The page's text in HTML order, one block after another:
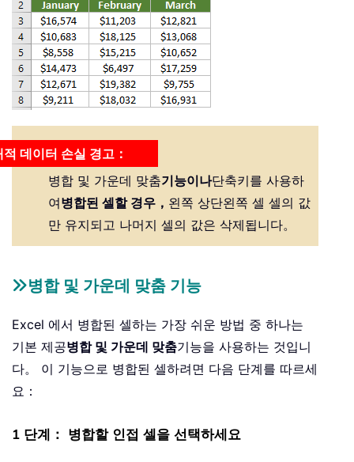
데이터 손실 경고：
병합 및 가운데 맞춤기능이나단축키를 사용하
여병합된 셀할 경우， 왼쪽 상단왼쪽 셀 셀의 값
만 유지되고 나머지 셀의 값은 삭제됩니다。
병합 및 가운데 맞춤 기능
Excel 에서 병합된 셀하는 가장 쉬운 방법 중 하나는
기본 제공병합 및 가운데 맞춤기능을 사용하는 것입니
다。 이 기능으로 병합된 셀하려면 다음 단계를 따르세
요：
1 단계： 병합할 인접 셀을 선택하세요